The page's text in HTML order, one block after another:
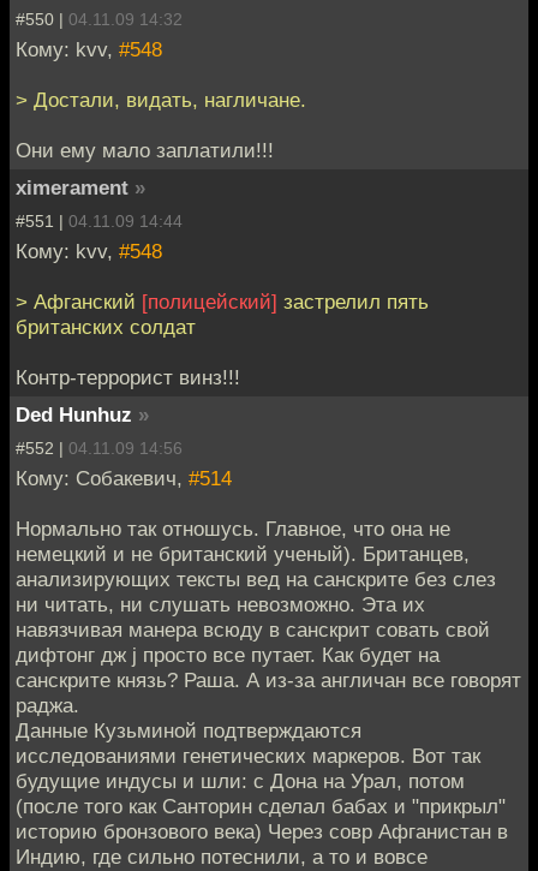
#550 | 04.11.09 14:32
Кому: kvv, #548
> Достали, видать, нагличане.
Они ему мало заплатили!!!
ximerament »
#551 | 04.11.09 14:44
Кому: kvv, #548
> Афганский [полицейский] застрелил пять
британских солдат
Контр-террорист винз!!!
Ded Hunhuz »
#552 | 04.11.09 14:56
Кому: Собакевич, #514
Нормально так отношусь. Главное, что она не
немецкий и не британский ученый). Британцев,
анализирующих тексты вед на санскрите без слез
ни читать, ни слушать невозможно. Эта их
навязчивая манера всюду в санскрит совать свой
дифтонг дж j просто все путает. Как будет на
санскрите князь? Раша. А из-за англичан все говорят
раджа.
Данные Кузьминой подтверждаются
исследованиями генетических маркеров. Вот так
будущие индусы и шли: с Дона на Урал, потом
(после того как Санторин сделал бабах и "прикрыл"
историю бронзового века) Через совр Афганистан в
Индию, где сильно потеснили, а то и вовсе